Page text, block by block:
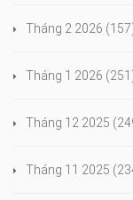
Tháng 2 2026
Tháng 1 2026
Tháng 12 2025
Tháng 11 2025